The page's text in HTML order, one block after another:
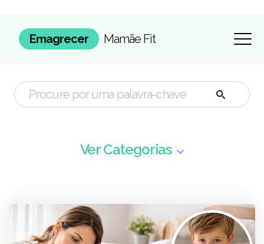
Emagrecer Mamãe Fit
Ver Categorias